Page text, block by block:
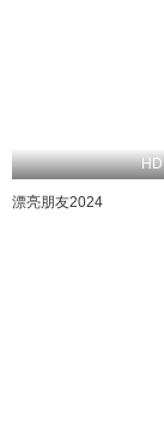
HD
漂亮朋友2024